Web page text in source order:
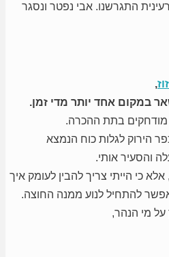
התגרשנו. אבי נפטר ונסגר
,
במקום אחד יותר מדי זמן.
מודחקים בתת ההכרה.
הירוק לגלות כוח הנמצא
והסעיר אותי.
כי הייתי צריך להבין לעומק איך
להתחיל לנוע ממנה החוצה.
על מי הנהר,